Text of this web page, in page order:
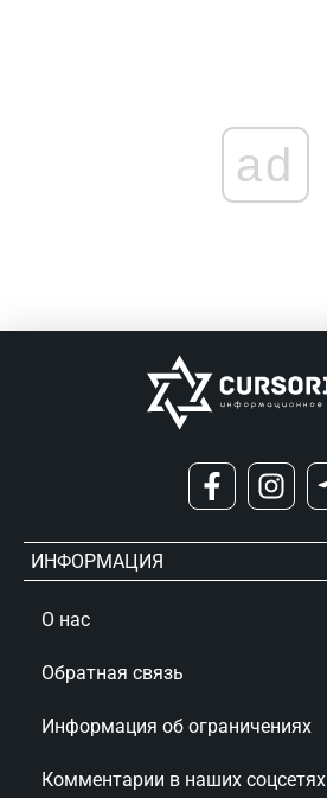
ad
ИНФОРМАЦИЯ
О нас
Обратная связь
Информация об ограничениях
Комментарии в наших соцсетях